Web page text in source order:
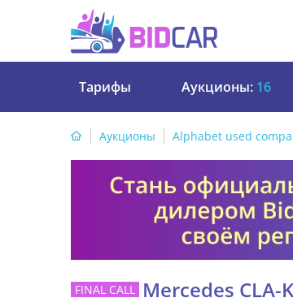
Тарифы Аукционы: 16
Аукционы Alphabet used
Mercedes